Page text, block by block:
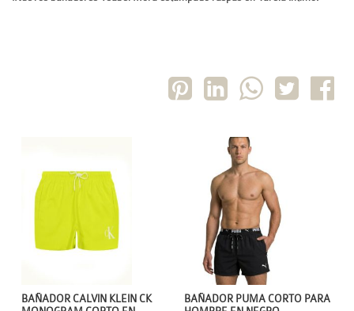
BAÑADOR PUMA CORTO PARA
BAÑADOR CALVIN KLEIN CK